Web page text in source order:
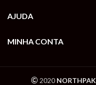
AJUDA
MINHA CONTA
2020 NORTHPAK